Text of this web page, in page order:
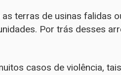
terras de usinas falidas
Por trás desses
casos de violência,